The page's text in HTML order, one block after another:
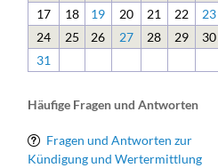
17
18 19 20 21 22
23
24
25 26 27 28 29
30
31
Häufige Fragen und Antworten
Fragen und Antworten zur
Kündigung und Wertermittlung